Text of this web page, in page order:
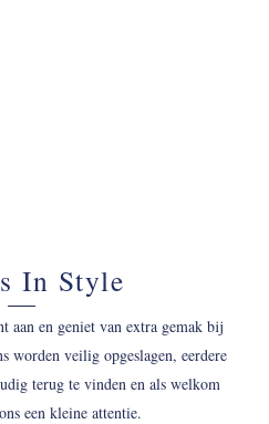
In Style
aan en geniet van extra gemak bij
worden veilig opgeslagen, eerdere
terug te vinden en als welkom
een kleine attentie.